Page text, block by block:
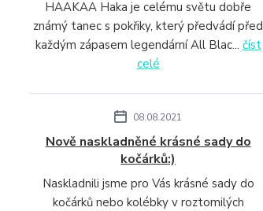
HAAKAA Haka je celému světu dobře
známý tanec s pokřiky, který předvádí před
každým zápasem legendární All Blac... číst
celé
08.08.2021
Nově naskladněné krásné sady do
kočárků:)
Naskladnili jsme pro Vás krásné sady do
kočárků nebo kolébky v roztomilých